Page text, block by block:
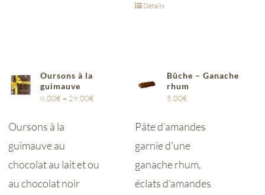
Détails
Oursons à la
guimauve
8,00€ – 29,00€
Oursons à la
guimauve au
chocolat au lait et ou
au chocolat noir
Bûche – Ganache
rhum
5,00€
Pâte d'amandes
garnie d'une
ganache rhum,
éclats d'amandes